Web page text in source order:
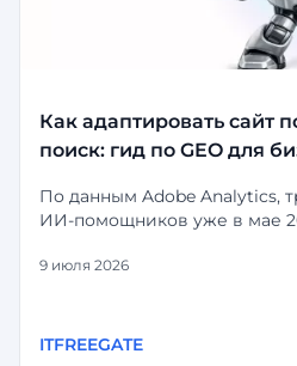
Как адаптировать сайт
поиск: гид по GEO для
По данным Adobe Analytics,
ИИ-помощников уже в мае
визит, чем органический
— они дольше остаются,
9 июля 2026
ITFREEGATE